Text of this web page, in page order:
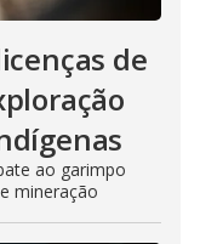
de
ao garimpo
mineração